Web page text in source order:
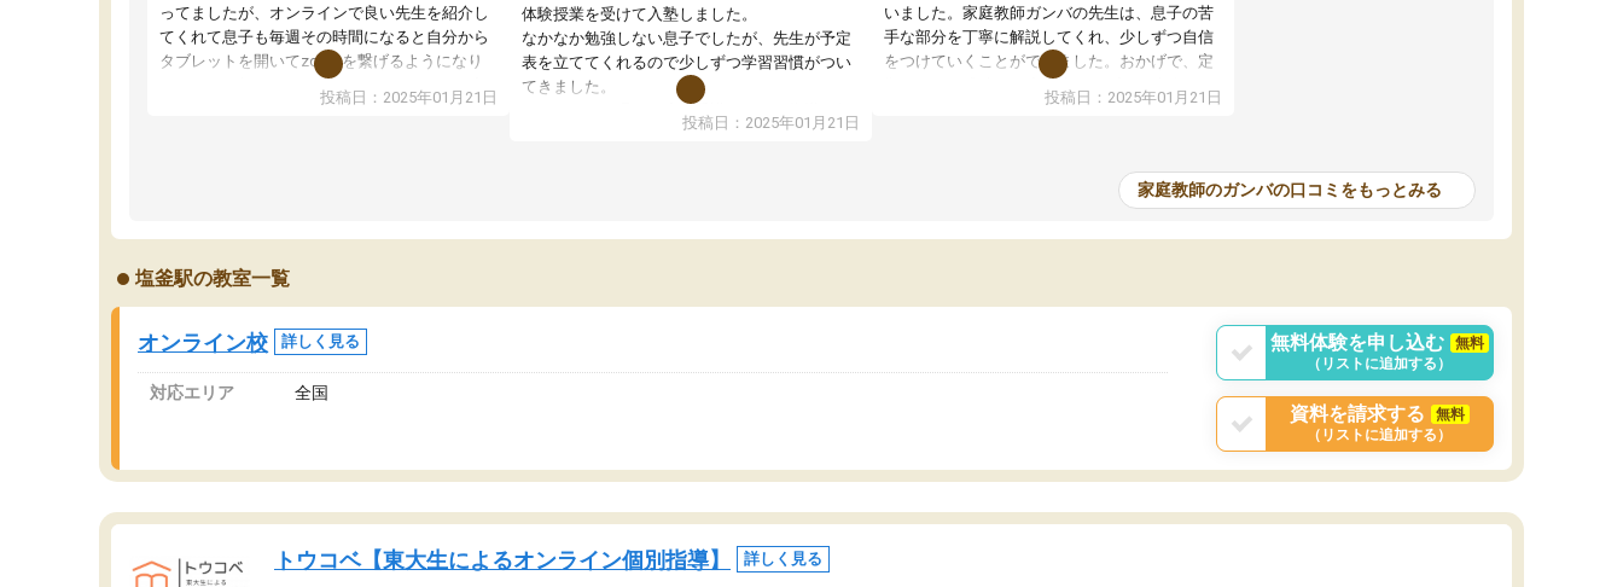
ってましたが、オンラインで良い先生を紹介し
てくれて息子も毎週その時間になると自分から
タブレットを開いてzoomを繋げるようになり
ました！5科目なんでもOKなのもとても気に入
投稿日：2025年01月21日
体験授業を受けて入塾しました。
なかなか勉強しない息子でしたが、先生が予定
表を立ててくれるので少しずつ学習習慣がつい
てきました。
オンラインで週に一度の受講ですが、指導が無
い日も予定表に基づいて勉強したり、LINEでわ
投稿日：2025年01月21日
いました。家庭教師ガンバの先生は、息子の苦
手な部分を丁寧に解説してくれ、少しずつ自信
をつけていくことができました。おかげで、定
期テストの成績が10点以上アップし、本人もと
投稿日：2025年01月21日
家庭教師のガンバの口コミをもっとみる
塩釜駅の教室一覧
オンライン校 詳しく見る
対応エリア 全国
無料体験を申し込む
無料
（リストに追加する）
資料を請求する
無料
（リストに追加する）
トウコベ【東大生によるオンライン個別指導】 詳しく見る